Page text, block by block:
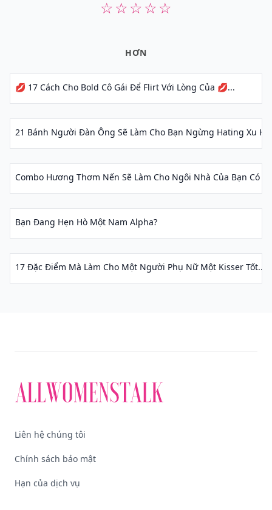
☆
☆
☆
☆
☆
HƠN
💋 17 Cách Cho Bold Cô Gái Để Flirt Với Lòng Của 💋...
21 Bánh Người Đàn Ông Sẽ Làm Cho Bạn Ngừng Hating Xu
Combo Hương Thơm Nến Sẽ Làm Cho Ngôi Nhà Của Bạn Có
Bạn Đang Hẹn Hò Một Nam Alpha?
17 Đặc Điểm Mà Làm Cho Một Người Phụ Nữ Một Kisser Tốt...
Liên hệ chúng tôi
Chính sách bảo mật
Hạn của dịch vụ